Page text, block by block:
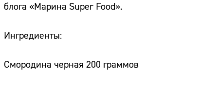
блога «Марина Super Food».
Ингредиенты:
Смородина черная 200 граммов